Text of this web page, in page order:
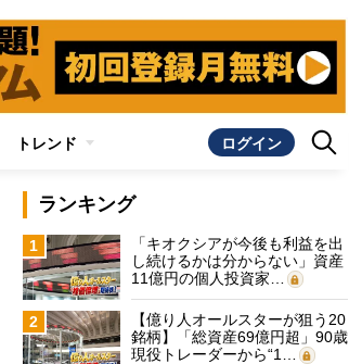
トレンド ログイン
ランキング
1
「キオクシアが今後も利益を出
し続けるかは分からない」資産
11億円の個人投資家…
2
【億り人オールスターが狙う20
銘柄】「総資産69億円超」90歳
現役トレーダーから“1…